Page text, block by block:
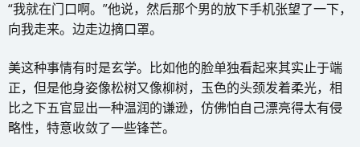
“我就在门口啊。”他说，然后那个男的放下手机张望了一下，
向我走来。边走边摘口罩。
美这种事情有时是玄学。比如他的脸单独看起来其实止于端
正，但是他身姿像松树又像柳树，玉色的头颈发着柔光，相
比之下五官显出一种温润的谦逊，仿佛怕自己漂亮得太有侵
略性，特意收敛了一些锋芒。